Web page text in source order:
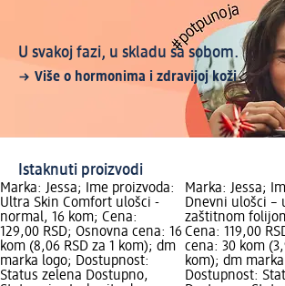
U svakoj fazi, u skladu sa sobom.
Više o hormonima i zdravijoj koži
Istaknuti proizvodi
Marka: Jessa; Ime proizvoda:
Ultra Skin Comfort ulošci -
normal, 16 kom; Cena:
129,00 RSD; Osnovna cena: 16
kom (8,06 RSD za 1 kom); dm
marka logo; Dostupnost:
Status zelena Dostupno,
Marka: Jessa;
Dnevni ulošci –
zaštitnom
Cena: 119,00
cena: 30 kom
kom); dm
Dostupnost: